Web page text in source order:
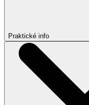
Praktické info